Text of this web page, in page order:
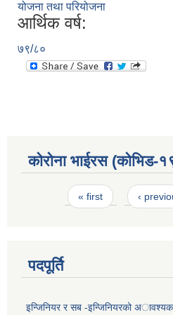
योजना तथा परियोजना
आर्थिक वर्ष:
७९/८०
कोरोना भाईरस (कोभिड-
Pages« first ‹
पदपूर्ति
इन्जिनियर र सब -इन्जिनियरको